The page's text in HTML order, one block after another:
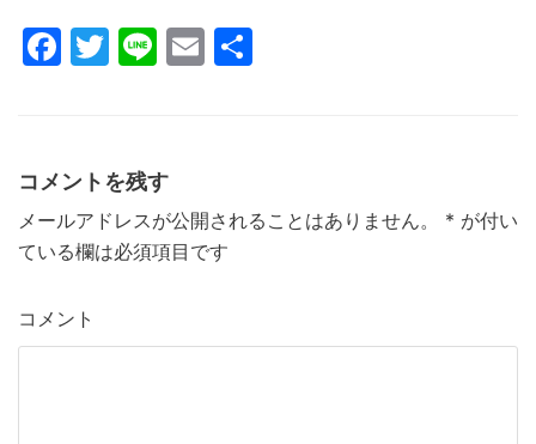
F
e
b
o
o
k
T
er
Li E
コメントを残す
メールアドレスが公開されることはありません。 * が付い
ている欄は必須項目です
コメント